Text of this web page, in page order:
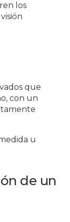
los
que
con un
u
de un